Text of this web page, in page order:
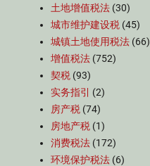
土地增值税法 (30)
城市维护建设税 (45)
城镇土地使用税法 (66)
增值税法 (752)
契税 (93)
实务指引
(2)
房产税 (74)
房地产税 (1)
消费税法 (172)
环境保护税法 (6)